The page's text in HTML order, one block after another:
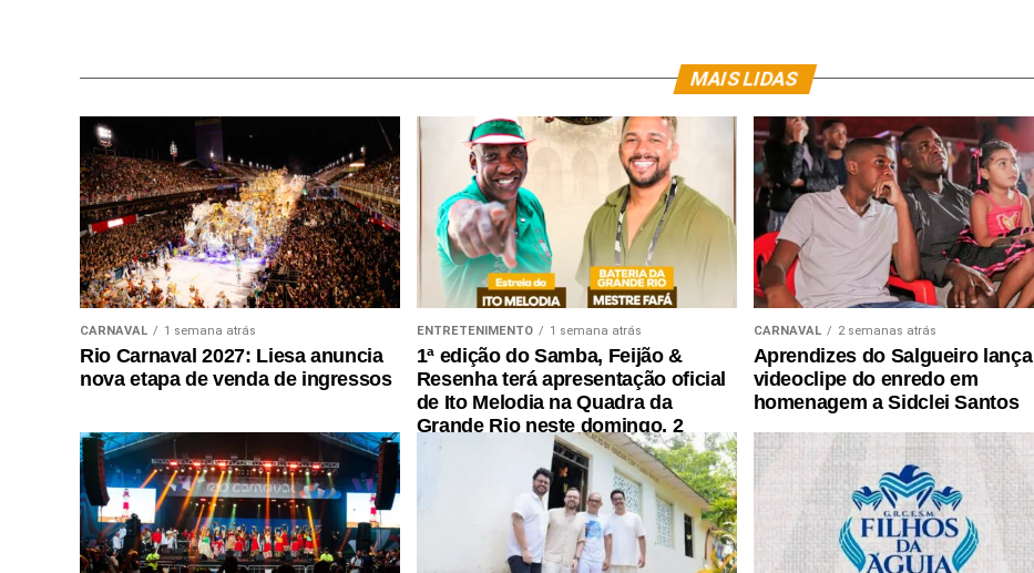
MAIS LIDAS
CARNAVAL 1 semana atrás
Rio Carnaval 2027: Liesa anuncia
nova etapa de venda de ingressos
ENTRETENIMENTO 1 semana atrás
1ª edição do Samba, Feijão &
Resenha terá apresentação oficial
de Ito Melodia na Quadra da
Grande Rio neste domingo, 2
CARNAVAL 2 semanas atrás
Aprendizes do Salgueiro lança
videoclipe do enredo em
homenagem a Sidclei Santos